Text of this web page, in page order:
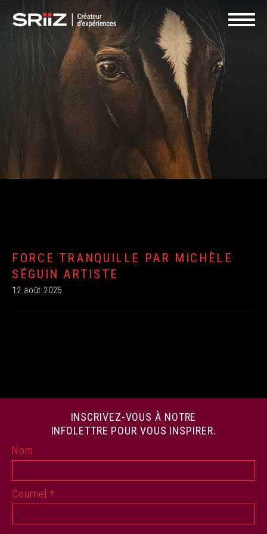
BOUTIQUE | CERTIFICATS
CADEAUX
NOUS
JOINDRE
EN
FORCE TRANQUILLE PAR MICHÈLE
SÉGUIN ARTISTE
12 août 2025
INSCRIVEZ-VOUS À NOTRE
INFOLETTRE POUR VOUS INSPIRER.
Nom
Courriel*